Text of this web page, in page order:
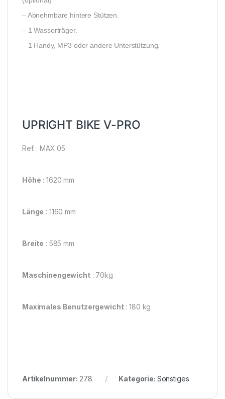
– Abnehmbare hintere Stützen.
– 1 Wasserträger.
– 1 Handy, MP3 oder andere Unterstützung.
UPRIGHT BIKE V-PRO
Ref. : MAX 05
Höhe : 1620 mm
Länge : 1160 mm
Breite : 585 mm
Maschinengewicht: 70kg
Maximales Benutzergewicht: 180 kg
Artikelnummer: 278 Kategorie: Sonstiges